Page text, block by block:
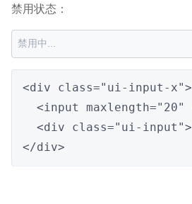
禁用状态：
<div class="ui-input-x">
  <input maxlength="20"
</div>